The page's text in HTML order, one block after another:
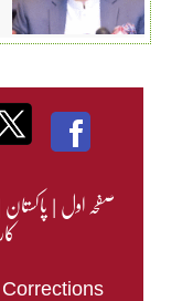
صفحہ اول|پاکستان
Corrections